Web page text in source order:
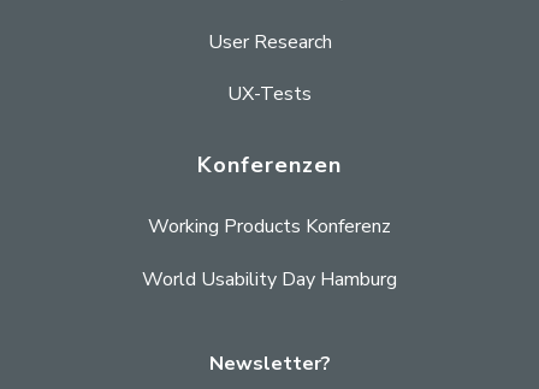
User Research
UX-Tests
Konferenzen
Working Products Konferenz
World Usability Day Hamburg
Newsletter?